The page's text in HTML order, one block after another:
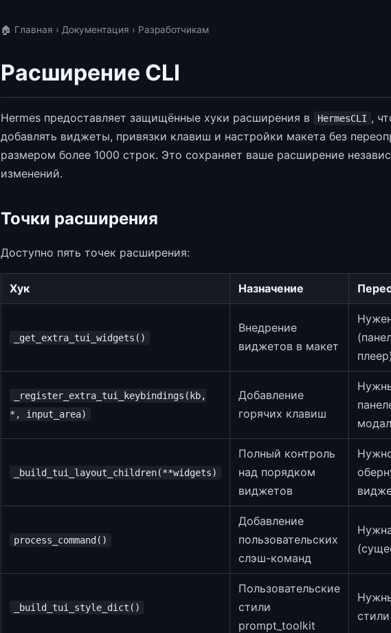
🏠 Главная › Документация › Разработчикам
Расширение CLI
Hermes предоставляет защищённые хуки расширения в HermesCLI ,
добавлять виджеты, привязки клавиш и настройки макета без
размером более 1000 строк. Это сохраняет ваше расширение
изменений.
Точки расширения
Доступно пять точек расширения:
Хук Назначение
_get_extra_tui_widgets()
Внедрение
виджетов в макет
плеер)
_register_extra_tui_keybindings(kb,
*, input_area)
Добавление
горячих клавиш
_build_tui_layout_children(**widgets)
Полный контроль
над порядком
виджетов
process_command()
Добавление
пользовательских
слэш-команд
_build_tui_style_dict()
Пользовательские
стили
prompt_toolkit